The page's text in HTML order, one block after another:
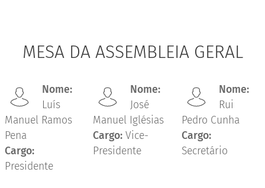
MESA DA ASSEMBLEIA GERAL
Nome:
Luís
Manuel Ramos
Pena
Cargo:
Presidente
Nome:
José
Manuel Iglésias
Cargo: Vice-
Presidente
Nome:
Rui
Pedro Cunha
Cargo:
Secretário